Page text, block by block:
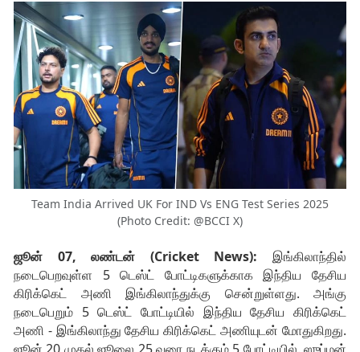
Team India Arrived UK For IND Vs ENG Test Series 2025
(Photo Credit: @BCCI X)
ஜூன் 07, லண்டன் (Cricket News): இங்கிலாந்தில்
நடைபெறவுள்ள 5 டெஸ்ட் போட்டிகளுக்காக இந்திய தேசிய
கிரிக்கெட் அணி இங்கிலாந்துக்கு சென்றுள்ளது. அங்கு
நடைபெறும் 5 டெஸ்ட் போட்டியில் இந்திய தேசிய கிரிக்கெட்
அணி - இங்கிலாந்து தேசிய கிரிக்கெட் அணியுடன் மோதுகிறது.